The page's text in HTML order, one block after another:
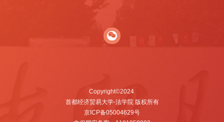
Copyright©2024
首都经济贸易大学-法学院 版权所有
京ICP备05004629号